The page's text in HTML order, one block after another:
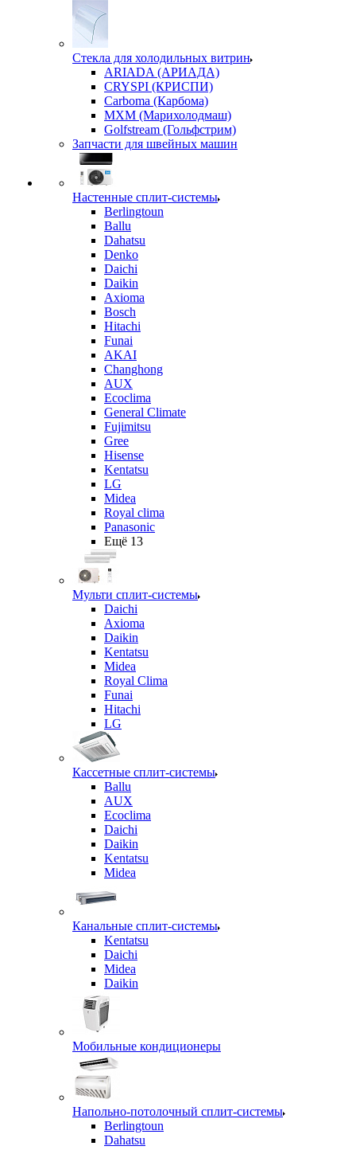
Стекла для холодильных витрин
ARIADA (АРИАДА)
CRYSPI (КРИСПИ)
Carboma (Карбома)
MXM (Марихолодмаш)
Golfstream (Гольфстрим)
Запчасти для швейных машин
Настенные сплит-системы
Berlingtoun
Ballu
Dahatsu
Denko
Daichi
Daikin
Axioma
Bosch
Hitachi
Funai
AKAI
Changhong
AUX
Ecoclima
General Climate
Fujimitsu
Gree
Hisense
Kentatsu
LG
Midea
Royal clima
Panasonic
Ещё 13
Мульти сплит-системы
Daichi
Axioma
Daikin
Kentatsu
Midea
Royal Clima
Funai
Hitachi
LG
Кассетные сплит-системы
Ballu
AUX
Ecoclima
Daichi
Daikin
Kentatsu
Midea
Канальные сплит-системы
Kentatsu
Daichi
Midea
Daikin
Мобильные кондиционеры
Напольно-потолочный сплит-системы
Berlingtoun
Dahatsu